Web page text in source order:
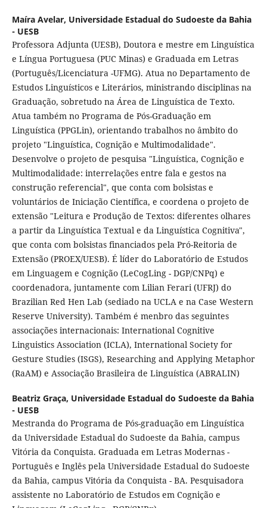
Maíra Avelar, Universidade Estadual do Sudoeste da Bahia
- UESB
Professora Adjunta (UESB), Doutora e mestre em Linguística
e Língua Portuguesa (PUC Minas) e Graduada em Letras
(Português/Licenciatura -UFMG). Atua no Departamento de
Estudos Linguísticos e Literários, ministrando disciplinas na
Graduação, sobretudo na Área de Linguística de Texto.
Atua também no Programa de Pós-Graduação em
Linguística (PPGLin), orientando trabalhos no âmbito do
projeto "Linguística, Cognição e Multimodalidade".
Desenvolve o projeto de pesquisa "Linguística, Cognição e
Multimodalidade: interrelações entre fala e gestos na
construção referencial", que conta com bolsistas e
voluntários de Iniciação Científica, e coordena o projeto de
extensão "Leitura e Produção de Textos: diferentes olhares
a partir da Linguística Textual e da Linguística Cognitiva",
que conta com bolsistas financiados pela Pró-Reitoria de
Extensão (PROEX/UESB). É líder do Laboratório de Estudos
em Linguagem e Cognição (LeCogLing - DGP/CNPq) e
coordenadora, juntamente com Lilian Ferari (UFRJ) do
Brazilian Red Hen Lab (sediado na UCLA e na Case Western
Reserve University). Também é menbro das seguintes
associações internacionais: International Cognitive
Linguistics Association (ICLA), International Society for
Gesture Studies (ISGS), Researching and Applying Metaphor
(RaAM) e Associação Brasileira de Linguística (ABRALIN)
Beatriz Graça, Universidade Estadual do Sudoeste da Bahia
- UESB
Mestranda do Programa de Pós-graduação em Linguística
da Universidade Estadual do Sudoeste da Bahia, campus
Vitória da Conquista. Graduada em Letras Modernas -
Português e Inglês pela Universidade Estadual do Sudoeste
da Bahia, campus Vitória da Conquista - BA. Pesquisadora
assistente no Laboratório de Estudos em Cognição e